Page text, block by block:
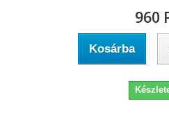
960
Kosárba